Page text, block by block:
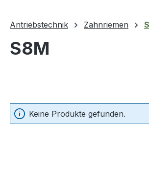
Antriebstechnik Zahnriemen
S8M
Keine Produkte gefunden.